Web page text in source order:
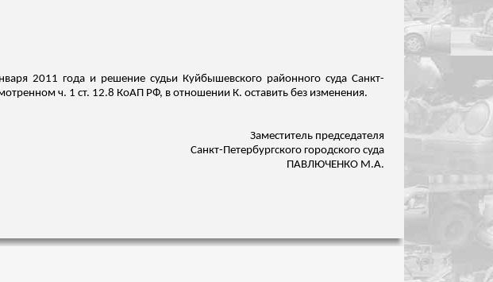
2011 года и решение судьи Куйбышевского районного суда Санкт-
ч. 1 ст. 12.8 КоАП РФ, в отношении К. оставить без изменения.
Заместитель председателя
Санкт-Петербургского городского суда
ПАВЛЮЧЕНКО М.А.